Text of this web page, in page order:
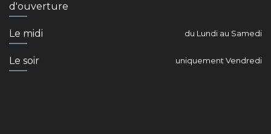
d'ouverture
Le midi du Lundi au Samedi
Le soir uniquement Vendredi